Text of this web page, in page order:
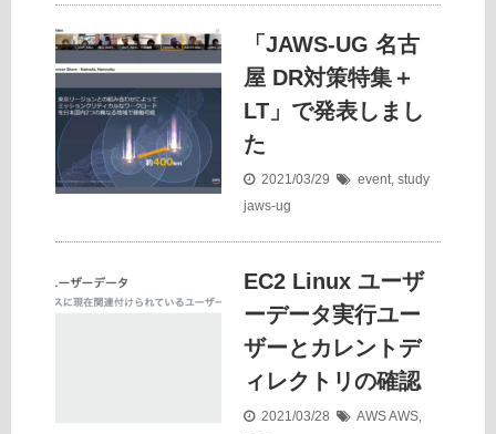
「JAWS-UG 名古
屋 DR対策特集＋
LT」で発表しまし
た
2021/03/29 event, study
jaws-ug
EC2 Linux ユーザ
ーデータ実行ユー
ザーとカレントデ
ィレクトリの確認
2021/03/28 AWSAWS,